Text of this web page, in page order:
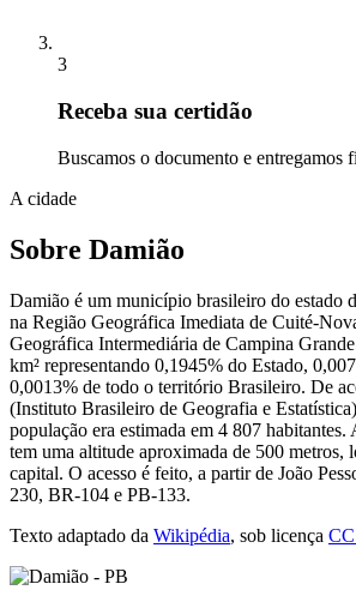
3
Receba sua certidão
Buscamos o documento e entregamos
A cidade
Sobre Damião
Damião é um município brasileiro do estado
na Região Geográfica Imediata de Cuité-
Geográfica Intermediária de Campina
km² representando 0,1945% do Estado,
0,0013% de todo o território Brasileiro. De
(Instituto Brasileiro de Geografia e
população era estimada em 4 807
tem uma altitude aproximada de 500 metros,
capital. O acesso é feito, a partir de João
230, BR-104 e PB-133.
Texto adaptado da Wikipédia, sob licença